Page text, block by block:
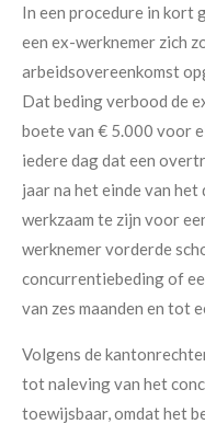
In een procedure in kort
een ex-werknemer zich
arbeidsovereenkomst
Dat beding verbood de
boete van € 5.000 voor
iedere dag dat een
jaar na het einde van
werkzaam te zijn voor
werknemer vorderde
concurrentiebeding of
van zes maanden en tot
Volgens de
tot naleving van het
toewijsbaar, omdat het